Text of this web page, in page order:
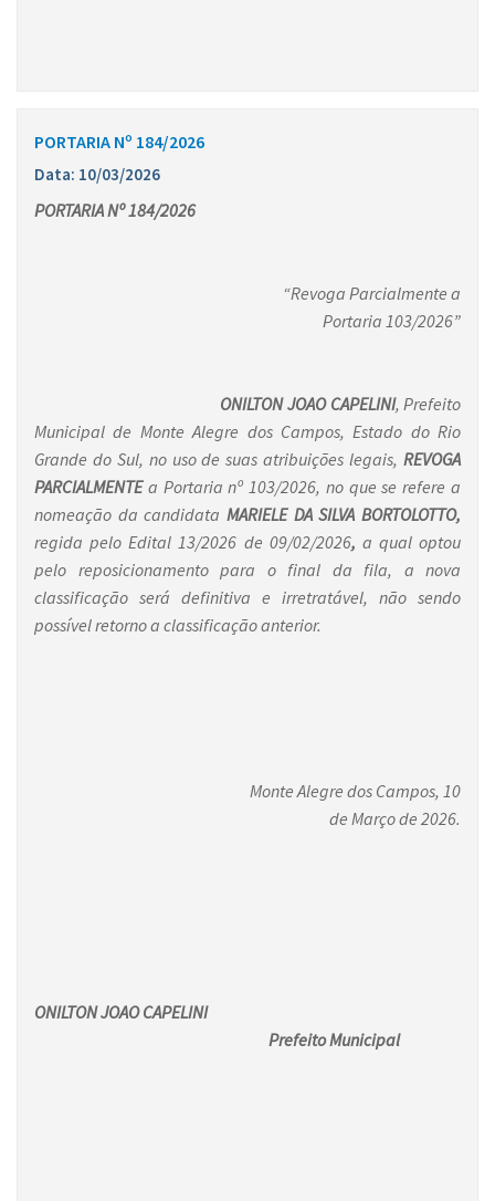
PORTARIA Nº 184/2026
Data: 10/03/2026
PORTARIA Nº 184/2026
“Revoga Parcialmente a
Portaria 103/2026”
ONILTON JOAO CAPELINI, Prefeito
Municipal de Monte Alegre dos Campos, Estado do Rio
Grande do Sul, no uso de suas atribuições legais, REVOGA
PARCIALMENTE a Portaria nº 103/2026, no que se refere a
nomeação da candidata MARIELE DA SILVA BORTOLOTTO,
regida pelo Edital 13/2026 de 09/02/2026, a qual optou
pelo reposicionamento para o final da fila, a nova
classificação será definitiva e irretratável, não sendo
possível retorno a classificação anterior.
Monte Alegre dos Campos, 10
de Março de 2026.
ONILTON JOAO CAPELINI
Prefeito Municipal